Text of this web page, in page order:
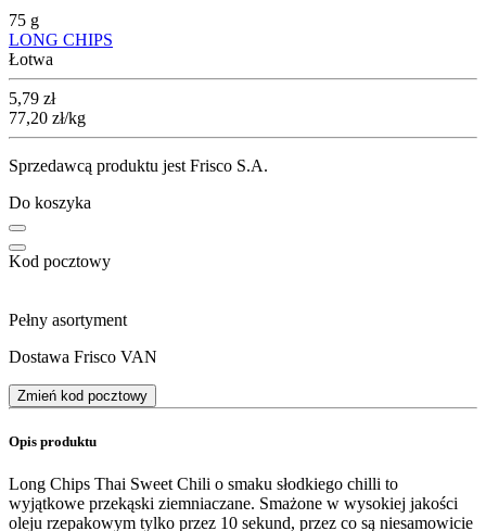
75 g
LONG CHIPS
Łotwa
Cena
5,79 zł
77,20 zł/kg
Sprzedawcą produktu jest Frisco S.A.
Do koszyka
Kod pocztowy
Pełny asortyment
Dostawa Frisco VAN
Zmień kod pocztowy
Opis produktu
Long Chips Thai Sweet Chili o smaku słodkiego chilli to
wyjątkowe przekąski ziemniaczane. Smażone w wysokiej jakości
oleju rzepakowym tylko przez 10 sekund, przez co są niesamowicie